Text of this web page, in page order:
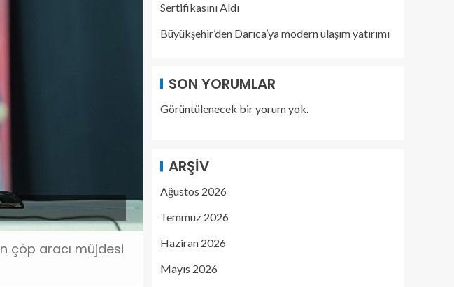
çöp aracı müjdesi
Sertifikasını Aldı
Büyükşehir’den Darıca’ya modern ulaşım yatırımı
SON YORUMLAR
Görüntülenecek bir yorum yok.
ARŞIV
Ağustos 2026
Temmuz 2026
Haziran 2026
Mayıs 2026